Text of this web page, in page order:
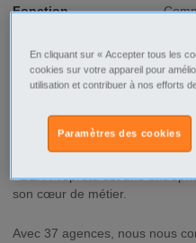
Fonction
Type de contrat CDD
Type d'emploi
Description
ABER Propreté est une entreprise, qui fait du nettoyage industriel
son cœur de métier.
Avec 37 agences, nous nous
En cliquant sur « Accepter tous les
cookies sur votre appareil pour
utilisation et contribuer à nos efforts
Paramètres des cookies